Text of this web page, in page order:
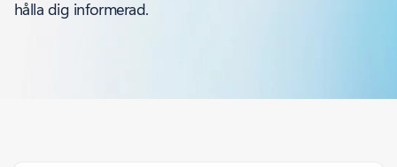
hålla dig informerad.